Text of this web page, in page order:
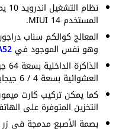
المستخدم MIUI 14.
وهو نفس الموجود في
العشوائية بسعة 4 / 6 جيجابايت.
كما يمكن تركيب كارت
التخزين المتوفرة على
بصمة الأصبع مدمجة في زر